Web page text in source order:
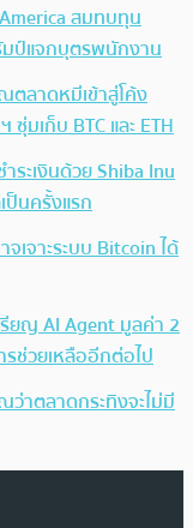
สมทบทุน
ป์แจกบุตรพนักงาน
ลาดหมีเข้าสู่โค้ง
มเก็บ BTC และ ETH
ระเงินด้วย Shiba Inu
ป็นครั้งแรก
เจาะระบบ Bitcoin ได้
ยญ AI Agent มูลค่า 2
ช่วยเหลืออีกต่อไป
ตลาดกระทิงจะไม่มี